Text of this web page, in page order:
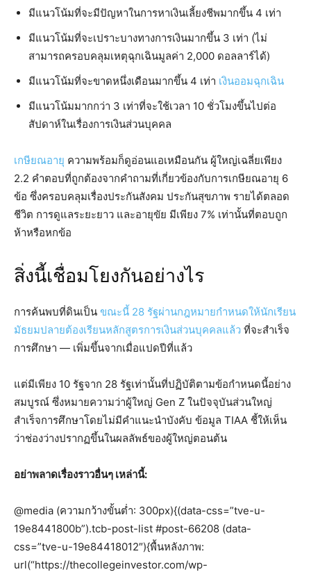
มีแนวโน้มที่จะมีปัญหาในการหาเงินเลี้ยงชีพมากขึ้น 4 เท่า
มีแนวโน้มที่จะเปราะบางทางการเงินมากขึ้น 3 เท่า (ไม่
สามารถครอบคลุมเหตุฉุกเฉินมูลค่า 2,000 ดอลลาร์ได้)
มีแนวโน้มที่จะขาดหนึ่งเดือนมากขึ้น 4 เท่า เงินออมฉุกเฉิน
มีแนวโน้มมากกว่า 3 เท่าที่จะใช้เวลา 10 ชั่วโมงขึ้นไปต่อ
สัปดาห์ในเรื่องการเงินส่วนบุคคล
เกษียณอายุ ความพร้อมก็ดูอ่อนแอเหมือนกัน ผู้ใหญ่เฉลี่ยเพียง
2.2 คำตอบที่ถูกต้องจากคำถามที่เกี่ยวข้องกับการเกษียณอายุ 6
ข้อ ซึ่งครอบคลุมเรื่องประกันสังคม ประกันสุขภาพ รายได้ตลอด
ชีวิต การดูแลระยะยาว และอายุขัย มีเพียง 7% เท่านั้นที่ตอบถูก
ห้าหรือหกข้อ
สิ่งนี้เชื่อมโยงกันอย่างไร
การค้นพบที่ดินเป็น ขณะนี้ 28 รัฐผ่านกฎหมายกำหนดให้นักเรียน
มัธยมปลายต้องเรียนหลักสูตรการเงินส่วนบุคคลแล้ว ที่จะสำเร็จ
การศึกษา — เพิ่มขึ้นจากเมื่อแปดปีที่แล้ว
แต่มีเพียง 10 รัฐจาก 28 รัฐเท่านั้นที่ปฏิบัติตามข้อกำหนดนี้อย่าง
สมบูรณ์ ซึ่งหมายความว่าผู้ใหญ่ Gen Z ในปัจจุบันส่วนใหญ่
สำเร็จการศึกษาโดยไม่มีคำแนะนำบังคับ ข้อมูล TIAA ชี้ให้เห็น
ว่าช่องว่างปรากฏขึ้นในผลลัพธ์ของผู้ใหญ่ตอนต้น
อย่าพลาดเรื่องราวอื่นๆ เหล่านี้:
@media (ความกว้างขั้นต่ำ: 300px){(data-css=”tve-u-
19e8441800b”).tcb-post-list #post-66208 (data-
css=”tve-u-19e84418012″){พื้นหลังภาพ:
url(“https://thecollegeinvestor.com/wp-